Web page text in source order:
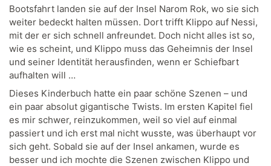
Bootsfahrt landen sie auf der Insel Narom Rok, wo sie sich
weiter bedeckt halten müssen. Dort trifft Klippo auf Nessi,
mit der er sich schnell anfreundet. Doch nicht alles ist so,
wie es scheint, und Klippo muss das Geheimnis der Insel
und seiner Identität herausfinden, wenn er Schiefbart
aufhalten will …
Dieses Kinderbuch hatte ein paar schöne Szenen – und
ein paar absolut gigantische Twists. Im ersten Kapitel fiel
es mir schwer, reinzukommen, weil so viel auf einmal
passiert und ich erst mal nicht wusste, was überhaupt vor
sich geht. Sobald sie auf der Insel ankamen, wurde es
besser und ich mochte die Szenen zwischen Klippo und